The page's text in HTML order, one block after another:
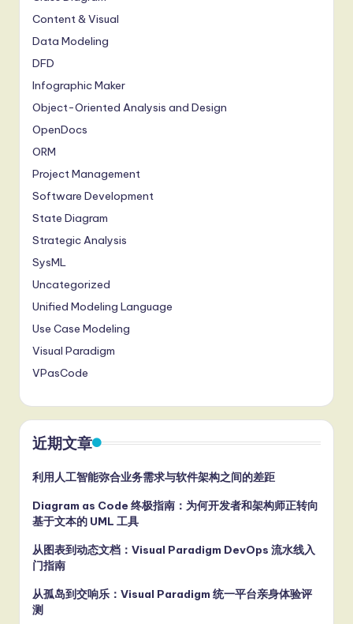
Content & Visual
Data Modeling
DFD
Infographic Maker
Object-Oriented Analysis and Design
OpenDocs
ORM
Project Management
Software Development
State Diagram
Strategic Analysis
SysML
Uncategorized
Unified Modeling Language
Use Case Modeling
Visual Paradigm
VPasCode
近期文章
利用人工智能弥合业务需求与软件架构之间的差距
Diagram as Code 终极指南：为何开发者和架构师正转向
基于文本的 UML 工具
从图表到动态文档：Visual Paradigm DevOps 流水线入
门指南
从孤岛到交响乐：Visual Paradigm 统一平台亲身体验评
测